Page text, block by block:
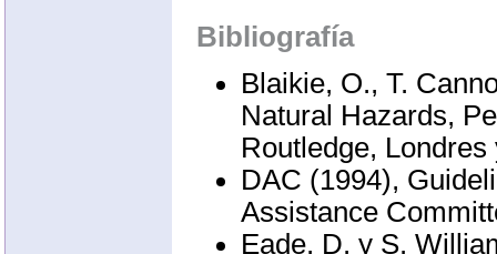
Bibliografía
Blaikie, O., T.
Natural Hazards,
Routledge,
DAC (1994),
Assistance
Eade, D. y S.